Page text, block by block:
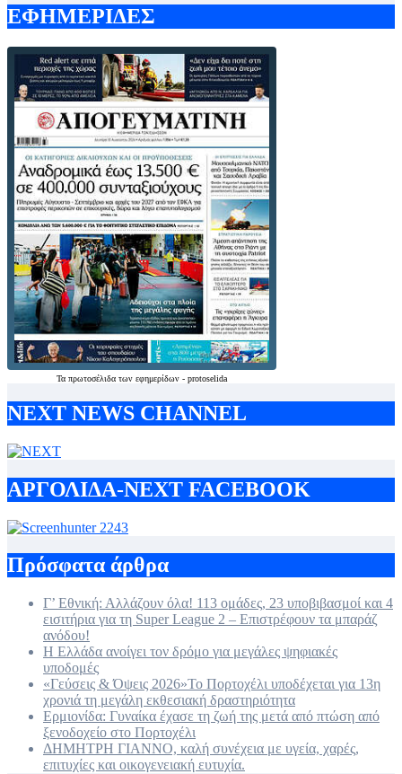
ΕΦΗΜΕΡΙΔΕΣ
Τα πρωτοσέλιδα των εφημερίδων - protoselida
NEXT NEWS CHANNEL
ΑΡΓΟΛΙΔΑ-ΝΕΧΤ FACEBOOK
Πρόσφατα άρθρα
Γ’ Εθνική: Αλλάζουν όλα! 113 ομάδες, 23 υποβιβασμοί και 4
εισιτήρια για τη Super League 2 – Επιστρέφουν τα μπαράζ
ανόδου!
Η Ελλάδα ανοίγει τον δρόμο για μεγάλες ψηφιακές
υποδομές
«Γεύσεις & Όψεις 2026»Το Πορτοχέλι υποδέχεται για 13η
χρονιά τη μεγάλη εκθεσιακή δραστηριότητα
Ερμιονίδα: Γυναίκα έχασε τη ζωή της μετά από πτώση από
ξενοδοχείο στο Πορτοχέλι
ΔΗΜΗΤΡΗ ΓΙΑΝΝΟ, καλή συνέχεια με υγεία, χαρές,
επιτυχίες και οικογενειακή ευτυχία.